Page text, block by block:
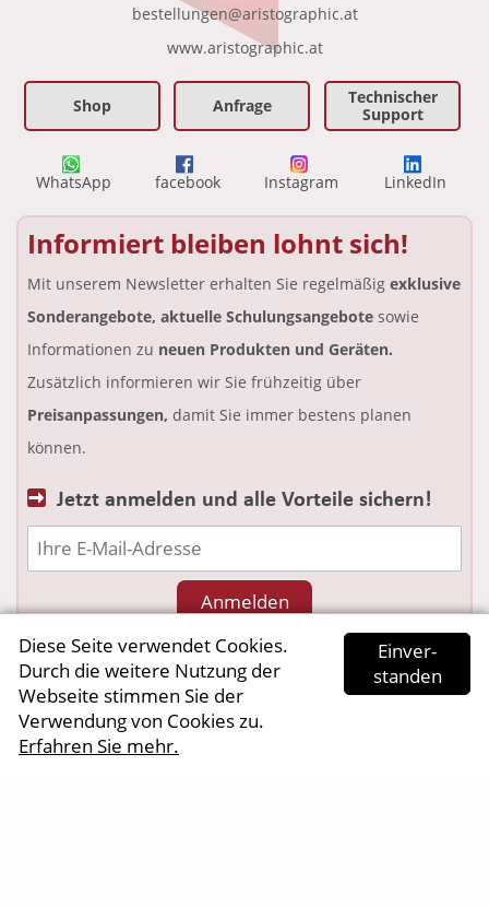
bestellungen@aristographic.at
www.aristographic.at
Shop Anfrage
Technischer
Support
WhatsApp facebook Instagram LinkedIn
Informiert bleiben lohnt sich!
Mit unserem Newsletter erhalten Sie regelmäßig exklusive
Sonderangebote, aktuelle Schulungsangebotesowie
Informationen zu neuen Produkten und Geräten.
Zusätzlich informieren wir Sie frühzeitig über
Preisanpassungen, damit Sie immer bestens planen
können.
Jetzt anmelden und alle Vorteile sichern!
mehr Informationen
Diese Seite verwendet Cookies.
Durch die weitere Nutzung der
Webseite stimmen Sie der
Verwendung von Cookies zu.
Erfahren Sie mehr.
Ein­ver­
standen